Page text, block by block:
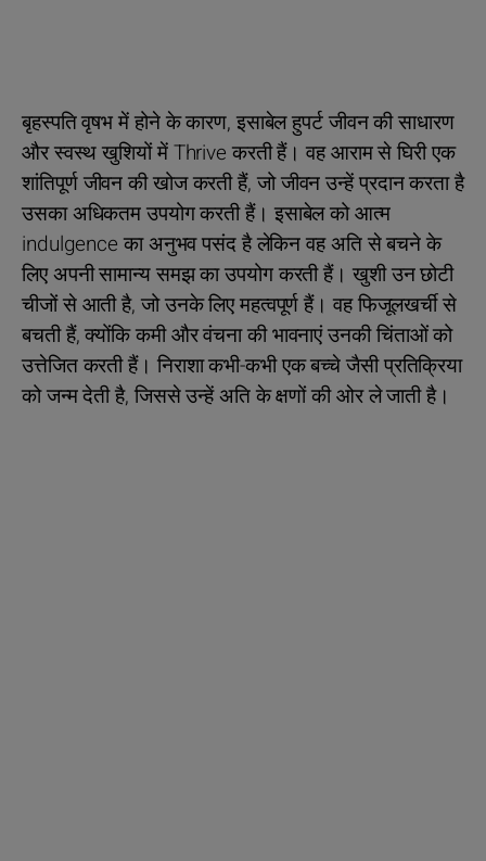
बृहस्पति वृषभ में होने के कारण, इसाबेल हुपर्ट जीवन की साधारण
और स्वस्थ खुशियों में Thrive करती हैं। वह आराम से घिरी एक
शांतिपूर्ण जीवन की खोज करती हैं, जो जीवन उन्हें प्रदान करता है
उसका अधिकतम उपयोग करती हैं। इसाबेल को आत्म
indulgence का अनुभव पसंद है लेकिन वह अति से बचने के
लिए अपनी सामान्य समझ का उपयोग करती हैं। खुशी उन छोटी
चीजों से आती है, जो उनके लिए महत्वपूर्ण हैं। वह फिजूलखर्ची से
बचती हैं, क्योंकि कमी और वंचना की भावनाएं उनकी चिंताओं को
उत्तेजित करती हैं। निराशा कभी-कभी एक बच्चे जैसी प्रतिक्रिया
को जन्म देती है, जिससे उन्हें अति के क्षणों की ओर ले जाती है।